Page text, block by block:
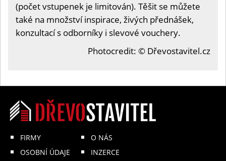
(počet vstupenek je limitován). Těšit se můžete
také na množství inspirace, živých přednášek,
konzultací s odborníky i slevové vouchery.
Photocredit: © Dřevostavitel.cz
FIRMY
OSOBNÍ ÚDAJE
O NÁS
INZERCE